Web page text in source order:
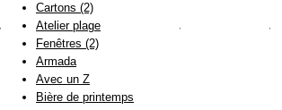
Cartons (2)
Atelier plage
Fenêtres (2)
Armada
Avec un Z
Bière de printemps